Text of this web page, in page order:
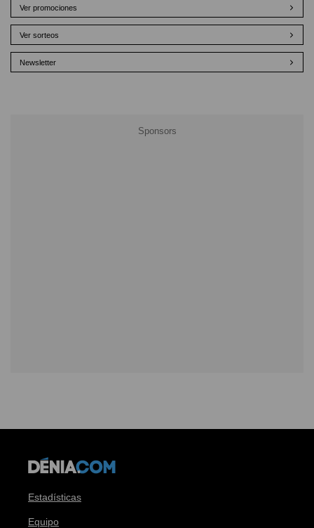
Ver promociones
Ver sorteos
Newsletter
Estadísticas
Equipo